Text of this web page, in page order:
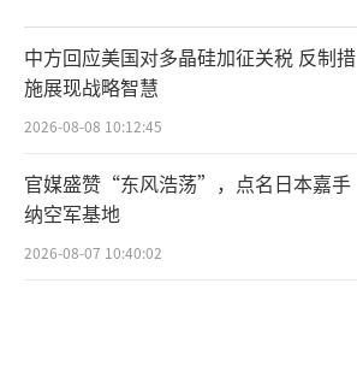
中方回应美国对多晶硅加征关税 反制措
施展现战略智慧
2026-08-08 10:12:45
官媒盛赞“东风浩荡”，点名日本嘉手
纳空军基地
2026-08-07 10:40:02